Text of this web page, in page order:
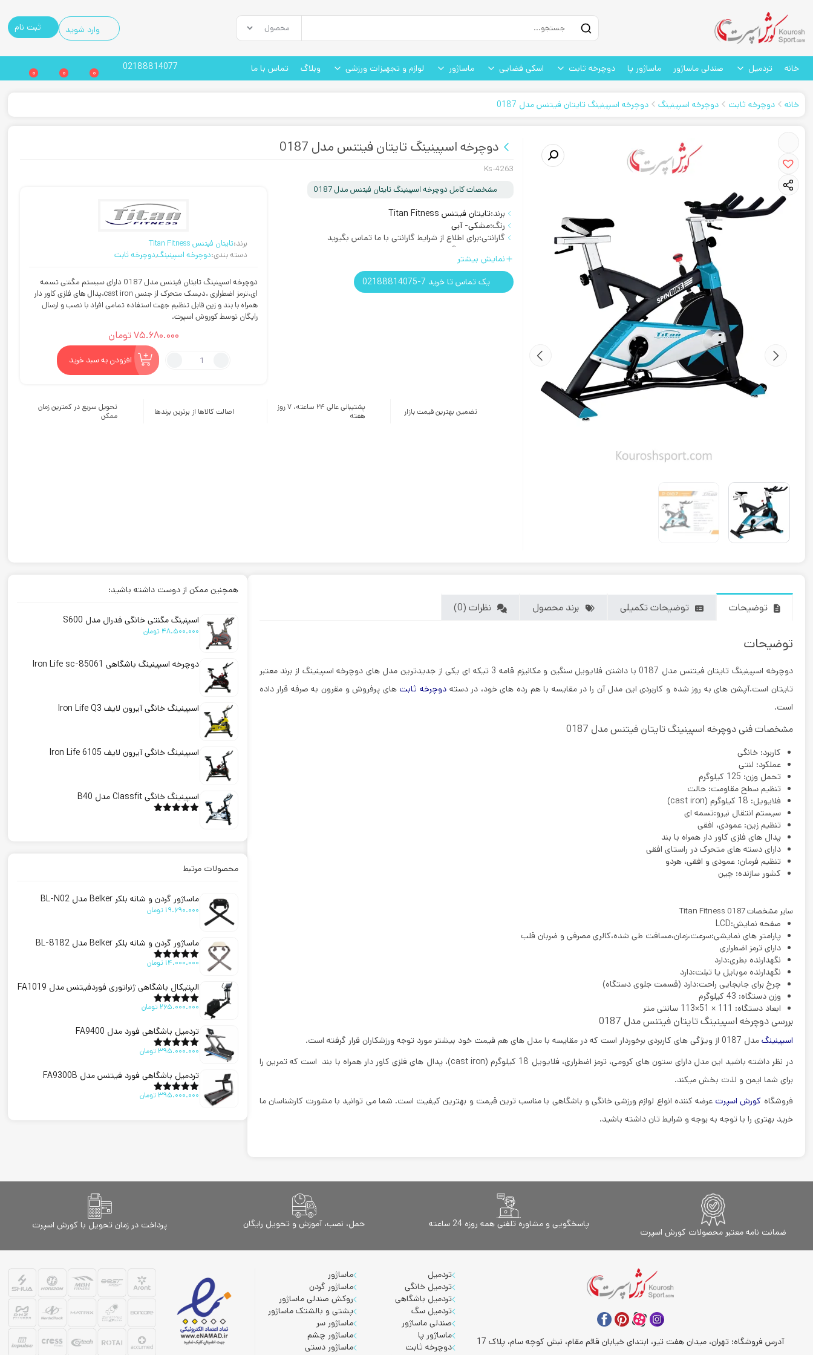
وارد شوید ثبت نام
خانه تردمیل صندلی ماساژور ماساژور پا دوچرخه ثابت اسکی فضایی ماساژور لوازم و تجهیزات ورزشی وبلاگ تماس با ما 02188814077
0
0
0
خانه دوچرخه ثابت دوچرخه اسپینینگ دوچرخه اسپینینگ تایتان فیتنس مدل 0187
دوچرخه اسپینینگ تایتان فیتنس مدل 0187
Ks-4263
مشخصات کامل دوچرخه اسپینینگ تایتان فیتنس مدل 0187
برند:تایتان فیتنس Titan Fitness
رنگ:مشکی- آبی
گارانتی:برای اطلاع از شرایط گارانتی با ما تماس بگیرید
رایگان
تحمل وزن:تحمل وزن 120 کیلوگرمنمایش بیشتر
یک تماس تا خرید 7-02188814075
برند:تایتان فیتنس Titan Fitness
دسته بندی:دوچرخه اسپینینگ,دوچرخه ثابت
دوچرخه اسپینینگ تایتان فیتنس مدل 0187
دارای سیستم مگنتی تسمه
ای،ترمز اضطراری ،دیسک متحرک از جنس cast iron،پدال های فلزی کاور دار
همراه با بند و زین قابل تنظیم جهت استفاده تمامی افراد با نصب و ارسال
رایگان توسط کوروش اسپرت.
75.680.000تومان
دوچرخه
مدل
افزودن به سبد خرید
تضمین بهترین قیمت بازار
پشتیبانی عالی ۲۴ ساعته، ۷ روز
هفته
اصالت کالاها از برترین برندها
تحویل سریع در کمترین زمان
ممکن
توضیحات توضیحات تکمیلی برند محصول نظرات (0)
توضیحات
دوچرخه اسپینینگ تایتان فیتنس مدل 0187
با داشتن فلایویل سنگین و مکانیزم قامه 3 تیکه ای یکی از جدیدترین مدل های دوچرخه اسپینینگ از برند معتبر
تایتان است.آپشن های به روز شده و کاربردی این مدل آن را در مقایسه با هم رده های خود، در دسته دوچرخه ثابت های پرفروش و مقرون به صرفه قرار داده
است.
مشخصات فنی دوچرخه اسپینینگ تایتان فیتنس مدل 0187
کاربرد: خانگی
عملکرد: لنتی
تحمل وزن: 125 کیلوگرم
تنظیم سطح مقاومت: حالت
فلایویل: 18 کیلوگرم (cast iron)
سیستم انتقال نیرو:تسمه ای
تنظیم زین: عمودی، افقی
پدال های فلزی کاور دار همراه با بند
دارای دسته های متحرک در راستای افقی
تنظیم فرمان: عمودی و افقی، هردو
کشور سازنده: چین
سایر مشخصات Titan Fitness 0187
صفحه نمایش:LCD
پارامتر های نمایشی:سرعت،زمان،مسافت طی شده،کالری مصرفی و ضربان قلب
دارای ترمز اضطراری
نگهدارنده بطری:دارد
نگهدارنده موبایل یا تبلت:دارد
چرخ برای جابجایی راحت:دارد (قسمت جلوی دستگاه)
وزن دستگاه: 43 کیلوگرم
ابعاد دستگاه: 111 × 51×113 سانتی متر
بررسی دوچرخه اسپینینگ تایتان فیتنس مدل 0187
اسپینینگ مدل 0187
از ویژگی های کاربردی برخوردار است که در مقایسه با مدل های هم قیمت خود بیشتر مورد توجه ورزشکاران قرار گرفته است.
در نظر داشته باشید این مدل دارای ستون های کرومی، ترمز اضطراری، فلایویل 18 کیلوگرم (cast iron)، پدال های فلزی کاور دار همراه با بند است که تمرین را
برای شما ایمن و لذت بخش میکند.
فروشگاه کورش اسپرت عرضه کننده انواع لوازم ورزشی خانگی و باشگاهی با مناسب ترین قیمت و بهترین کیفیت است. شما می توانید با مشورت کارشناسان ما
خرید بهتری را با توجه به بوجه و شرایط تان داشته باشید.
همچنین ممکن از دوست داشته باشید:
اسپنینگ مگنتی خانگی فدرال مدل S600
48.500.000 تومان
دوچرخه اسپینینگ باشگاهی Iron Life sc-85061
اسپینینگ خانگی آیرون لایف Iron Life Q3
اسپینینگ خانگی آیرون لایف Iron Life 6105
اسپینینگ خانگی Classfit مدل B40
محصولات مرتبط
ماساژور گردن و شانه بلکر Belker مدل BL-N02
19.690.000 تومان
ماساژور گردن و شانه بلکر Belker مدل BL-8182
امتیاز5.00
14.000.000 تومان
الپتیکال باشگاهی ژنراتوری فوردفیتنس مدل FA1019
امتیاز5.00
265.000.000 تومان
تردمیل باشگاهی فورد مدل FA9400
امتیاز5.00
395.000.000تومان
تردمیل باشگاهی فورد فیتنس مدل FA9300B
امتیاز5.00
395.000.000تومان
ضمانت نامه معتبر محصولات کورش اسپرت
پاسخگویی و مشاوره تلفنی همه روزه 24 ساعته حمل، نصب، آموزش و تحویل رایگان پرداخت در زمان تحویل با کورش اسپرت
آدرس فروشگاه: تهران، میدان هفت تیر، ابتدای خیابان قائم مقام، نبش کوچه سام، پلاک 17
تردمیل
تردمیل خانگی
تردمیل باشگاهی
تردمیل سگ
صندلی ماساژور
ماساژور پا
دوچرخه ثابت
ماساژور
ماساژور گردن
روکش صندلی ماساژور
پشتی و بالشتک ماساژور
ماساژور سر
ماساژور چشم
ماساژور دستی